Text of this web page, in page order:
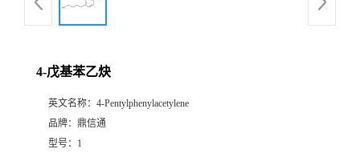
4-戊基苯乙炔
英文名称： 4-Pentylphenylacetylene
品牌： 鼎信通
型号： 1